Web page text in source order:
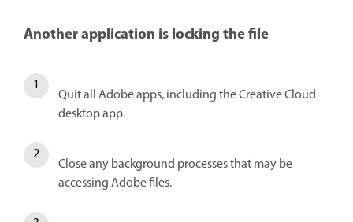
Another application is locking the file
Quit all Adobe apps, including the Creative Cloud
desktop app.
Close any background processes that may be
accessing Adobe files.